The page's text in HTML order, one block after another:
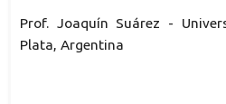
Prof. Joaquín Suárez -
Plata, Argentina